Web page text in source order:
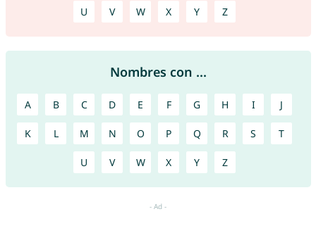
U V W X Y Z
Nombres con ...
A B C D E F G H I J
K L M N O P Q R S T
U V W X Y Z